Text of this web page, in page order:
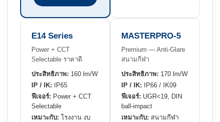
E14 Series
Power + CCT
Selectable ราคาดี
ประสิทธิภาพ: 160 lm/W
IP / IK: IP65
ฟีเจอร์: Power + CCT
Selectable
เหมาะกับ: โรงงาน งบ
MASTERPRO-5
Premium — Anti-Glare
สนามกีฬา
ประสิทธิภาพ: 170 lm/W
IP / IK: IP66 / IK09
ฟีเจอร์: UGR<19, DIN
ball-impact
เหมาะกับ: สนามกีฬา